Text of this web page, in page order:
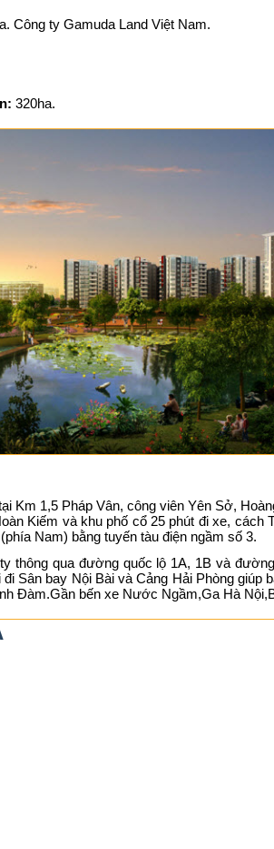
Công ty Gamuda Land Việt Nam.
320ha.
Km 1,5 Pháp Vân, công viên Yên Sở,
Kiếm và khu phố cổ 25 phút đi xe, cách
Nam) bằng tuyến tàu điện ngầm số 3.
thông qua đường quốc lộ 1A, 1B và
Sân bay Nội Bài và Cảng Hải Phòng giúp
Đàm.Gần bến xe Nước Ngầm,Ga Hà